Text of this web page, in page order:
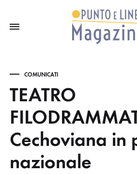
COMUNICATI
TEATRO
Cechoviana in
nazionale